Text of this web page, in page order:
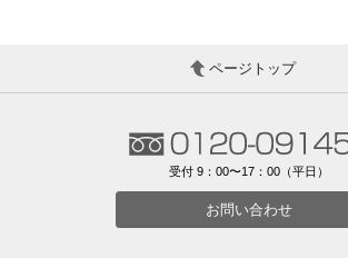
ページトップ
受付 9：00〜17：00（平日）
お問い合わせ